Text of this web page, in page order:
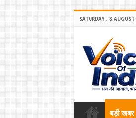
SATURDAY , 8
बड़ी खबर